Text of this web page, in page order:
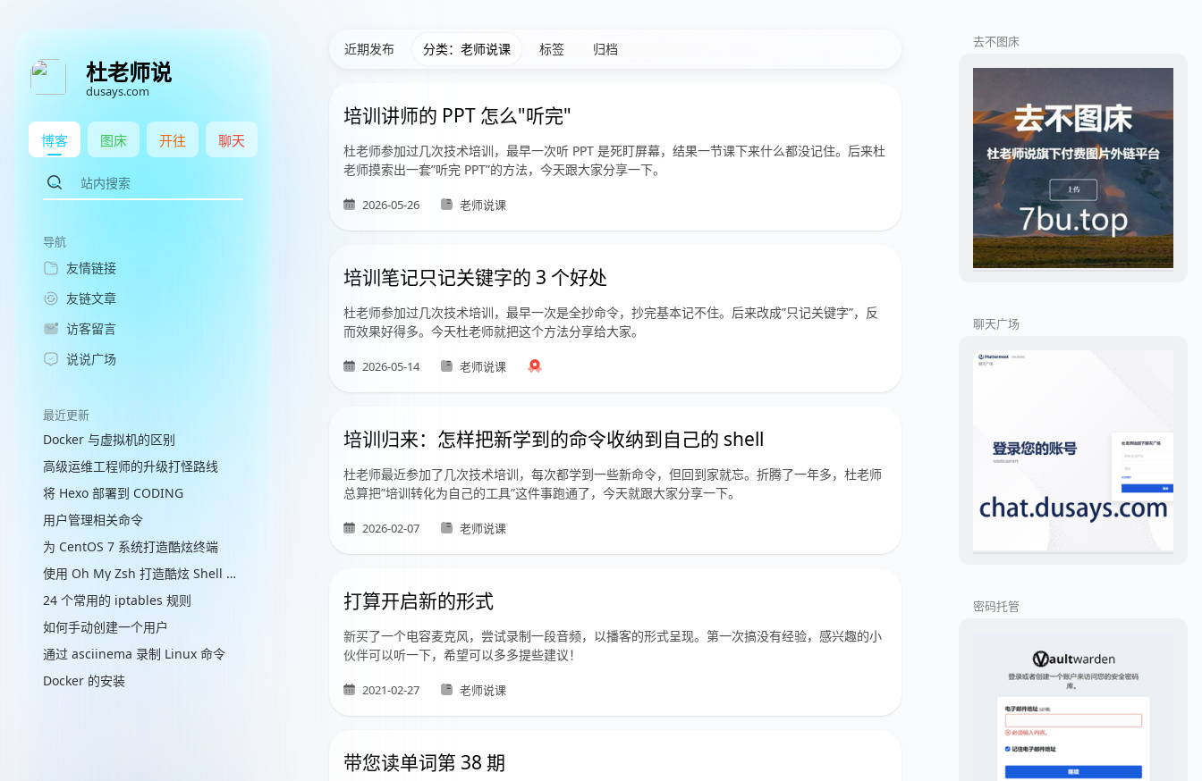
杜老师说
dusays.com
博客 图床 开往 聊天
导航
友情链接
友链文章
访客留言
说说广场
最近更新
Docker 与虚拟机的区别
高级运维工程师的升级打怪路线
将 Hexo 部署到 CODING
用户管理相关命令
为 CentOS 7 系统打造酷炫终端
使用 Oh My Zsh 打造酷炫 Shell 终端
24 个常用的 iptables 规则
如何手动创建一个用户
通过 asciinema 录制 Linux 命令
Docker 的安装
近期发布 分类：老师说课 标签 归档
培训讲师的 PPT 怎么"听完"
杜老师参加过几次技术培训，最早一次听 PPT 是死盯屏幕，结果一节课下来什么都没记住。后来杜
老师摸索出一套”听完 PPT”的方法，今天跟大家分享一下。
2026-05-26 老师说课
培训笔记只记关键字的 3 个好处
杜老师参加过几次技术培训，最早一次是全抄命令，抄完基本记不住。后来改成”只记关键字”，反
而效果好得多。今天杜老师就把这个方法分享给大家。
2026-05-14 老师说课
培训归来：怎样把新学到的命令收纳到自己的 shell
杜老师最近参加了几次技术培训，每次都学到一些新命令，但回到家就忘。折腾了一年多，杜老师
总算把”培训转化为自己的工具”这件事跑通了，今天就跟大家分享一下。
2026-02-07 老师说课
打算开启新的形式
新买了一个电容麦克风，尝试录制一段音频，以播客的形式呈现。第一次搞没有经验，感兴趣的小
伙伴可以听一下，希望可以多多提些建议！
2021-02-27 老师说课
带您读单词第 38 期
去不图床
聊天广场
密码托管